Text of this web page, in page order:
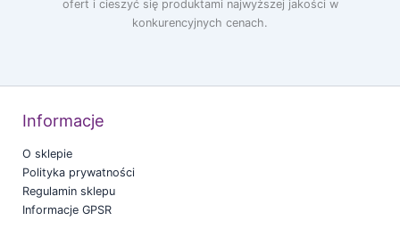
ofert i cieszyć się produktami najwyższej jakości w
konkurencyjnych cenach.
Informacje
O sklepie
Polityka prywatności
Regulamin sklepu
Informacje GPSR